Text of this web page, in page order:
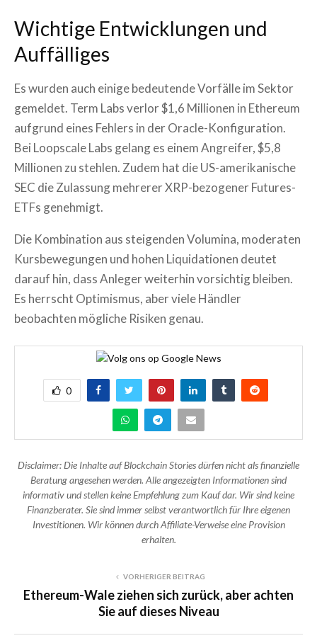
Wichtige Entwicklungen und
Auffälliges
Es wurden auch einige bedeutende Vorfälle im Sektor
gemeldet. Term Labs verlor $1,6 Millionen in Ethereum
aufgrund eines Fehlers in der Oracle-Konfiguration.
Bei Loopscale Labs gelang es einem Angreifer, $5,8
Millionen zu stehlen. Zudem hat die US-amerikanische
SEC die Zulassung mehrerer XRP-bezogener Futures-
ETFs genehmigt.
Die Kombination aus steigenden Volumina, moderaten
Kursbewegungen und hohen Liquidationen deutet
darauf hin, dass Anleger weiterhin vorsichtig bleiben.
Es herrscht Optimismus, aber viele Händler
beobachten mögliche Risiken genau.
0
Disclaimer: Die Inhalte auf Blockchain Stories dürfen nicht als finanzielle
Beratung angesehen werden. Alle angezeigten Informationen sind
informativ und stellen keine Empfehlung zum Kauf dar. Wir sind keine
Finanzberater. Sie sind immer selbst verantwortlich für Ihre eigenen
Investitionen. Wir können durch Affiliate-Verweise eine Provision
erhalten.
VORHERIGER BEITRAG
Ethereum-Wale ziehen sich zurück, aber achten
Sie auf dieses Niveau